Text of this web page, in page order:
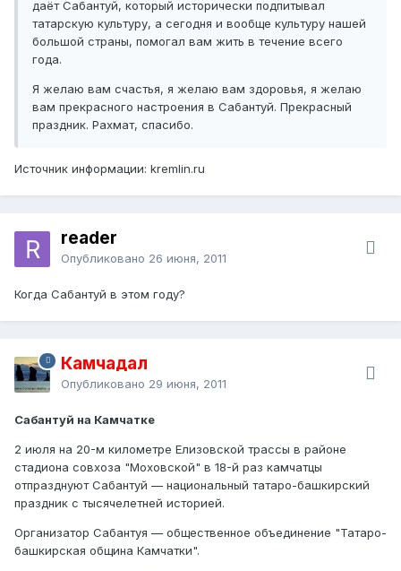
даёт Сабантуй, который исторически подпитывал
татарскую культуру, а сегодня и вообще культуру нашей
большой страны, помогал вам жить в течение всего
года.
Я желаю вам счастья, я желаю вам здоровья, я желаю
вам прекрасного настроения в Сабантуй. Прекрасный
праздник. Рахмат, спасибо.
Источник информации: kremlin.ru
reader
Опубликовано 26 июня, 2011
Когда Сабантуй в этом году?
Камчадал
Опубликовано 29 июня, 2011
Сабантуй на Камчатке
2 июля на 20-м километре Елизовской трассы в районе
стадиона совхоза "Моховской" в 18-й раз камчатцы
отпразднуют Сабантуй — национальный татаро-башкирский
праздник с тысячелетней историей.
Организатор Сабантуя — общественное объединение "Татаро-
башкирская община Камчатки".